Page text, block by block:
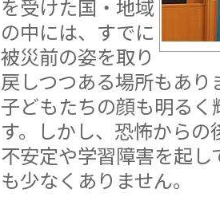
を受けた国・地域
の中には、すでに
被災前の姿を取り
戻しつつある場所もあり
子どもたちの顔も明るく
す。しかし、恐怖からの
不安定や学習障害を起し
も少なくありません。